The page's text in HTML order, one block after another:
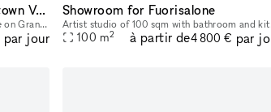
2,600 sq ft Two-Level Downtown Venue — Full Glass Storefront + Lower Level with Own Entrance | Chinatown/LES
Two-level, 2,600 sq ft activation space on Grand Street in the heart of Chinatown/LES, steps from Dime Square. Ground floor: 1,400 sq ft with a full glass storefront, 12–14 ft ceilings, and excellent
par jour
Showroom for Fuorisalone
Artist studio of 100 sqm
100 m2 à partir de4 800 € par